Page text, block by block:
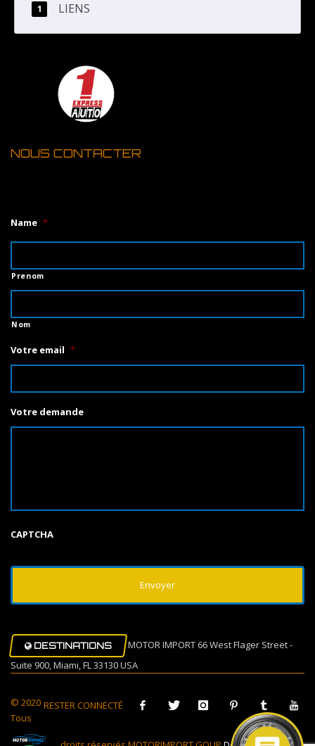
LIENS
NOUS CONTACTER
Name *
Prenom
Nom
Votre email *
Votre demande
CAPTCHA
DESTINATIONS
MOTOR IMPORT 66 West Flager Street -
Suite 900, Miami, FL 33130 USA
RESTER CONNECTÉ
© 2020
Tous